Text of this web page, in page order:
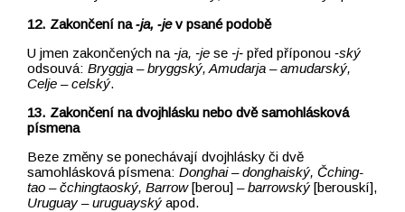
12. Zakončení na‑ja, ‑jev psané podobě
U jmen zakončených na‑ja, ‑je se‑j‑ před příponou ‑ský
odsouvá:Bryggja –⁠⁠⁠⁠⁠⁠⁠⁠⁠⁠⁠⁠⁠⁠⁠⁠⁠⁠⁠⁠⁠⁠⁠⁠⁠⁠⁠⁠⁠⁠⁠⁠⁠⁠⁠⁠⁠⁠⁠⁠⁠⁠⁠⁠⁠⁠⁠⁠⁠⁠⁠⁠⁠⁠⁠⁠⁠⁠⁠⁠⁠⁠ bryggský, Amudarja –⁠⁠⁠⁠⁠⁠⁠⁠⁠⁠⁠⁠⁠⁠⁠⁠⁠⁠⁠⁠⁠⁠⁠⁠⁠⁠⁠⁠⁠⁠⁠⁠⁠⁠⁠⁠⁠⁠⁠⁠⁠⁠⁠⁠⁠⁠⁠⁠⁠⁠⁠⁠⁠⁠⁠⁠⁠⁠⁠⁠⁠⁠ amudarský,
Celje –⁠⁠⁠⁠⁠⁠⁠⁠⁠⁠⁠⁠⁠⁠⁠⁠⁠⁠⁠⁠⁠⁠⁠⁠⁠⁠⁠⁠⁠⁠⁠⁠⁠⁠⁠⁠⁠⁠⁠⁠⁠⁠⁠⁠⁠⁠⁠⁠⁠⁠⁠⁠⁠⁠⁠⁠⁠⁠⁠⁠⁠⁠ celský.
13. Zakončení na dvojhlásku nebo dvě samohlásková
písmena
Beze změny se ponechávají dvojhlásky či dvě
samohlásková písmena:Donghai –⁠⁠⁠⁠⁠⁠⁠⁠⁠⁠⁠⁠⁠⁠⁠⁠⁠⁠⁠⁠⁠⁠⁠⁠⁠⁠⁠⁠⁠⁠⁠⁠⁠⁠⁠⁠⁠⁠⁠⁠⁠⁠⁠⁠⁠⁠⁠⁠⁠⁠⁠⁠⁠⁠⁠⁠⁠⁠⁠⁠⁠⁠ donghaiský, Čching-
tao –⁠⁠⁠⁠⁠⁠⁠⁠⁠⁠⁠⁠⁠⁠⁠⁠⁠⁠⁠⁠⁠⁠⁠⁠⁠⁠⁠⁠⁠⁠⁠⁠⁠⁠⁠⁠⁠⁠⁠⁠⁠⁠⁠⁠⁠⁠⁠⁠⁠⁠⁠⁠⁠⁠⁠⁠⁠⁠⁠⁠⁠⁠ čchingtaoský, Barrow[berou] –⁠⁠⁠⁠⁠⁠⁠⁠⁠⁠⁠⁠⁠⁠⁠⁠⁠⁠⁠⁠⁠⁠⁠⁠⁠⁠⁠⁠⁠⁠⁠⁠⁠⁠⁠⁠⁠⁠⁠⁠⁠⁠⁠⁠⁠⁠⁠⁠⁠⁠⁠⁠⁠⁠⁠⁠⁠⁠⁠⁠⁠⁠barrowský[berouskí],
Uruguay –⁠⁠⁠⁠⁠⁠⁠⁠⁠⁠⁠⁠⁠⁠⁠⁠⁠⁠⁠⁠⁠⁠⁠⁠⁠⁠⁠⁠⁠⁠⁠⁠⁠⁠⁠⁠⁠⁠⁠⁠⁠⁠⁠⁠⁠⁠⁠⁠⁠⁠⁠⁠⁠⁠⁠⁠⁠⁠⁠⁠⁠⁠ uruguayskýapod.